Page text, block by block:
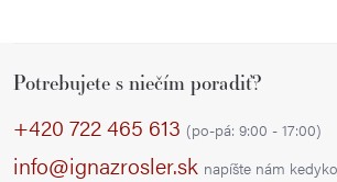
Potrebujete s niečím poradiť?
+420 722 465 613 (po-pá: 9:00 - 17:00)
info@ignazrosler.sk napíšte nám